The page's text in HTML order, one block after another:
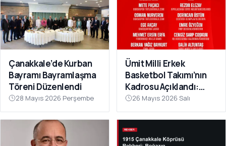
Çanakkale’de Kurban
Bayramı Bayramlaşma
Töreni Düzenlendi
28 Mayıs 2026 Perşembe
Ümit Milli Erkek
Basketbol Takımı’nın
Kadrosu Açıklandı:
Kamp Çanakkale’de
Başlıyor
26 Mayıs 2026 Salı